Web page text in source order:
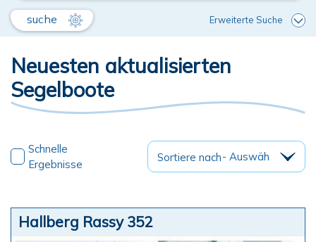
suche Erweiterte Suche
Neuesten aktualisierten
Segelboote
Schnelle
Ergebnisse
Sortiere nach
Hallberg Rassy 352